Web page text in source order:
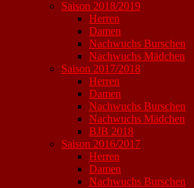
Saison 2018/2019
Herren
Damen
Nachwuchs Burschen
Nachwuchs Mädchen
Saison 2017/2018
Herren
Damen
Nachwuchs Burschen
Nachwuchs Mädchen
BJB 2018
Saison 2016/2017
Herren
Damen
Nachwuchs Burschen